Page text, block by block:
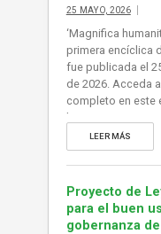
25 MAYO, 2026
‘Magnifica
primera encíclica
fue publicada el
de 2026. Acceda
completo en este
https://
/leo-
xiv/es/
20260515-
humanitas.html
LEER MÁS
Proyecto de
para el buen
gobernanza